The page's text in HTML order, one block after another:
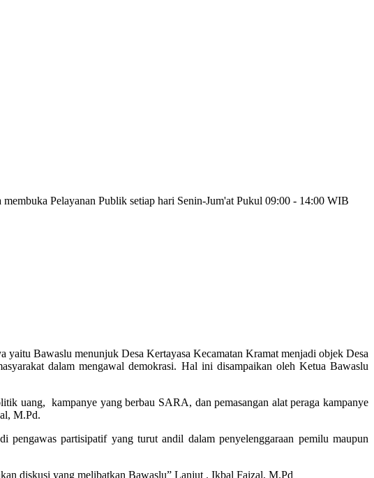
Pelayanan Publik setiap hari Senin-Jum'at Pukul 09:00 - 14:00 WIB
yaitu Bawaslu menunjuk Desa Kertayasa Kecamatan Kramat menjadi objek Desa
dalam mengawal demokrasi. Hal ini disampaikan oleh Ketua Bawaslu
uang, kampanye yang berbau SARA, dan pemasangan alat peraga kampanye
M.Pd.
pengawas partisipatif yang turut andil dalam penyelenggaraan pemilu maupun
diskusi yang melibatkan Bawaslu” Lanjut . Ikbal Faizal, M.Pd